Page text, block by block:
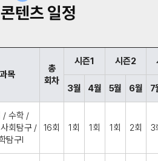
텐츠 일정
과목
총
회차
시즌1 시즌2
3월 4월 5월 6월 7
/ 수학 /
회탐구 /
탐구Ⅰ
16회 1회 1회 1회 2회 3